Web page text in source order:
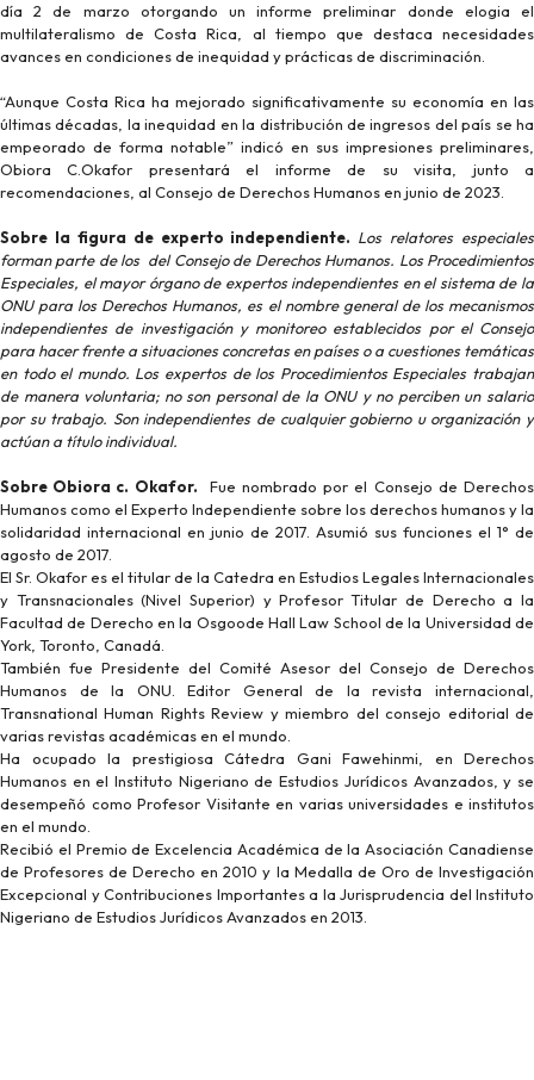
día 2 de marzo otorgando un informe preliminar donde elogia el
multilateralismo de Costa Rica, al tiempo que destaca necesidades
avances en condiciones de inequidad y prácticas de discriminación.
“Aunque Costa Rica ha mejorado significativamente su economía en las
últimas décadas, la inequidad en la distribución de ingresos del país se ha
empeorado de forma notable” indicó en sus impresiones preliminares,
Obiora C.Okafor presentará el informe de su visita, junto a
recomendaciones, al Consejo de Derechos Humanos en junio de 2023.
Sobre la figura de experto independiente. Los relatores especiales
forman parte de los del Consejo de Derechos Humanos. Los Procedimientos
Especiales, el mayor órgano de expertos independientes en el sistema de la
ONU para los Derechos Humanos, es el nombre general de los mecanismos
independientes de investigación y monitoreo establecidos por el Consejo
para hacer frente a situaciones concretas en países o a cuestiones temáticas
en todo el mundo. Los expertos de los Procedimientos Especiales trabajan
de manera voluntaria; no son personal de la ONU y no perciben un salario
por su trabajo. Son independientes de cualquier gobierno u organización y
actúan a título individual.
Sobre Obiora c. Okafor. Fue nombrado por el Consejo de Derechos
Humanos como el Experto Independiente sobre los derechos humanos y la
solidaridad internacional en junio de 2017. Asumió sus funciones el 1° de
agosto de 2017.
El Sr. Okafor es el titular de la Catedra en Estudios Legales Internacionales
y Transnacionales (Nivel Superior) y Profesor Titular de Derecho a la
Facultad de Derecho en la Osgoode Hall Law School de la Universidad de
York, Toronto, Canadá.
También fue Presidente del Comité Asesor del Consejo de Derechos
Humanos de la ONU. Editor General de la revista internacional,
Transnational Human Rights Review y miembro del consejo editorial de
varias revistas académicas en el mundo.
Ha ocupado la prestigiosa Cátedra Gani Fawehinmi, en Derechos
Humanos en el Instituto Nigeriano de Estudios Jurídicos Avanzados, y se
desempeñó como Profesor Visitante en varias universidades e institutos
en el mundo.
Recibió el Premio de Excelencia Académica de la Asociación Canadiense
de Profesores de Derecho en 2010 y la Medalla de Oro de Investigación
Excepcional y Contribuciones Importantes a la Jurisprudencia del Instituto
Nigeriano de Estudios Jurídicos Avanzados en 2013.